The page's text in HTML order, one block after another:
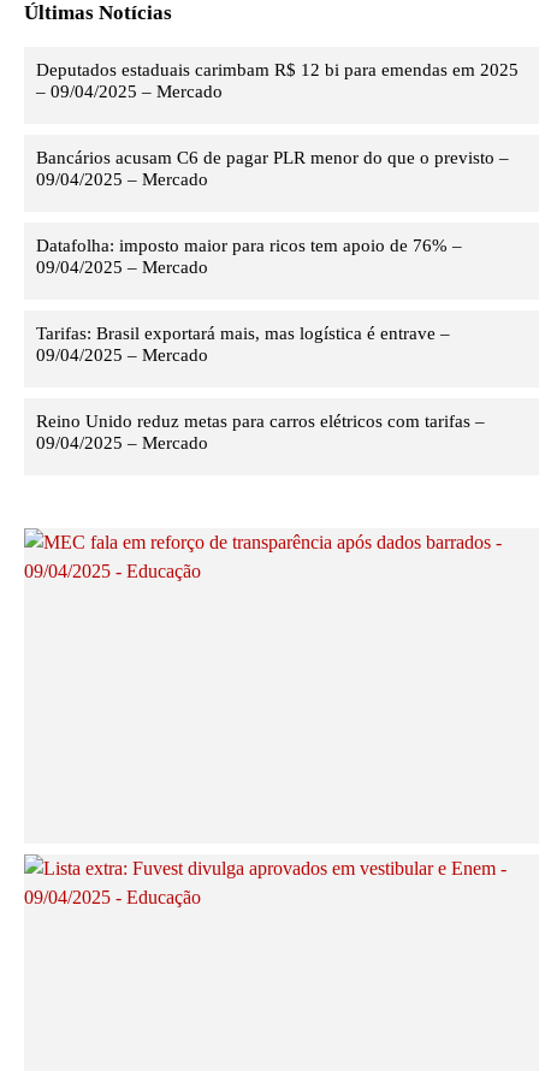
Últimas Notícias
Deputados estaduais carimbam R$ 12 bi para emendas em 2025
– 09/04/2025 – Mercado
Bancários acusam C6 de pagar PLR menor do que o previsto –
09/04/2025 – Mercado
Datafolha: imposto maior para ricos tem apoio de 76% –
09/04/2025 – Mercado
Tarifas: Brasil exportará mais, mas logística é entrave –
09/04/2025 – Mercado
Reino Unido reduz metas para carros elétricos com tarifas –
09/04/2025 – Mercado